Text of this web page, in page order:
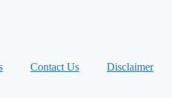
Contact Us Disclaimer